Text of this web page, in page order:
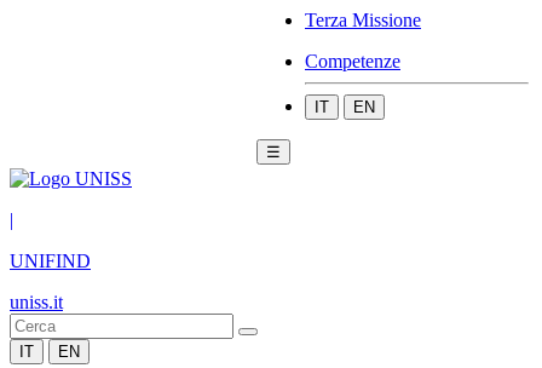
Terza Missione
Competenze
IT EN
☰
|
UNIFIND
uniss.it
IT EN